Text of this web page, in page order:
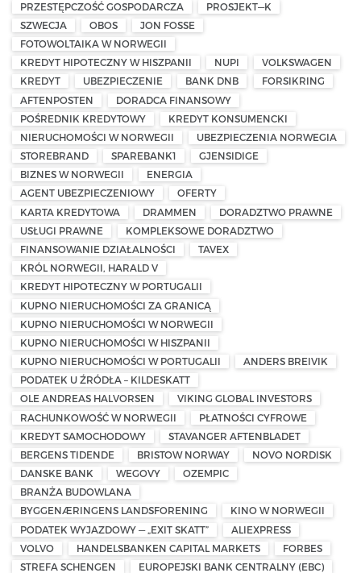
PRZESTĘPCZOŚĆ GOSPODARCZA
PROSJEKT—K
SZWECJA
OBOS
JON FOSSE
FOTOWOLTAIKA W NORWEGII
KREDYT HIPOTECZNY W HISZPANII
NUPI
VOLKSWAGEN
KREDYT
UBEZPIECZENIE BANK DNB
FORSIKRING
AFTENPOSTEN
DORADCA FINANSOWY
POŚREDNIK KREDYTOWY
KREDYT KONSUMENCKI
NIERUCHOMOŚCI W NORWEGII
UBEZPIECZENIA NORWEGIA
STOREBRAND
SPAREBANK1
GJENSIDIGE
BIZNES W NORWEGII
ENERGIA
AGENT UBEZPIECZENIOWY
OFERTY
KARTA KREDYTOWA
DRAMMEN
DORADZTWO PRAWNE
USŁUGI PRAWNE
KOMPLEKSOWE DORADZTWO
FINANSOWANIE DZIAŁALNOŚCI
TAVEX
KRÓL NORWEGII, HARALD V
KREDYT HIPOTECZNY W PORTUGALII
KUPNO NIERUCHOMOŚCI ZA GRANICĄ
KUPNO NIERUCHOMOŚCI W NORWEGII
KUPNO NIERUCHOMOŚCI W HISZPANII
KUPNO NIERUCHOMOŚCI W PORTUGALII
ANDERS BREIVIK
PODATEK U ŹRÓDŁA – KILDESKATT
OLE ANDREAS HALVORSEN
VIKING GLOBAL INVESTORS
RACHUNKOWOŚĆ W NORWEGII
PŁATNOŚCI CYFROWE
KREDYT SAMOCHODOWY
STAVANGER AFTENBLADET
BERGENS TIDENDE
BRISTOW NORWAY
NOVO NORDISK
DANSKE BANK
WEGOVY
OZEMPIC
BRANŻA BUDOWLANA
BYGGENÆRINGENS LANDSFORENING
KINO W NORWEGII
PODATEK WYJAZDOWY — „EXIT SKATT”
ALIEXPRESS
VOLVO
HANDELSBANKEN CAPITAL MARKETS
FORBES
STREFA SCHENGEN
EUROPEJSKI BANK CENTRALNY (EBC)